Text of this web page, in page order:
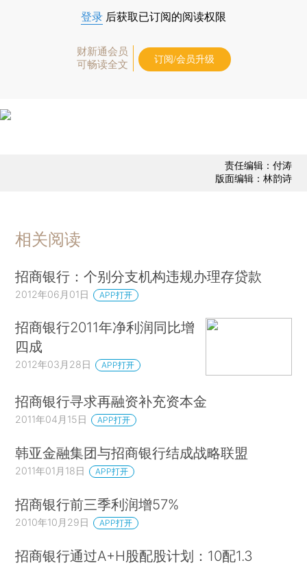
登录 后获取已订阅的阅读权限
财新通会员
可畅读全文
订阅/会员升级
责任编辑：付涛
版面编辑：林韵诗
相关阅读
招商银行：个别分支机构违规办理存贷款
2012年06月01日 APP打开
招商银行2011年净利润同比增
四成
2012年03月28日 APP打开
招商银行寻求再融资补充资本金
2011年04月15日 APP打开
韩亚金融集团与招商银行结成战略联盟
2011年01月18日 APP打开
招商银行前三季利润增57%
2010年10月29日 APP打开
招商银行通过A+H股配股计划：10配1.3